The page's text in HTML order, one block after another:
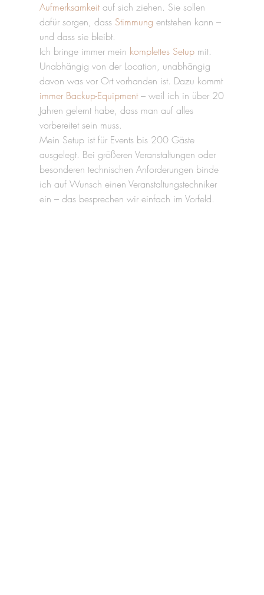
Aufmerksamkeitauf sich ziehen. Sie sollen
dafür sorgen, dass Stimmung entstehen kann –
und dass sie bleibt.
Ich bringe immer mein komplettes Setup mit.
Unabhängig von der Location, unabhängig
davon was vor Ort vorhanden ist. Dazu kommt
immer Backup-Equipment– weil ich in über 20
Jahren gelernt habe, dass man auf alles
vorbereitet sein muss.
Mein Setup ist für Events bis 200 Gäste
ausgelegt. Bei größeren Veranstaltungen oder
besonderen technischen Anforderungen binde
ich auf Wunsch einen Veranstaltungstechniker
ein – das besprechen wir einfach im Vorfeld.